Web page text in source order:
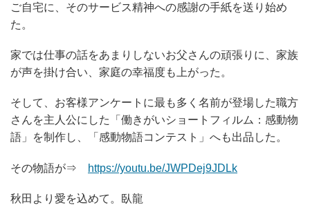
ご自宅に、そのサービス精神への感謝の手紙を送り始め
た。
家では仕事の話をあまりしないお父さんの頑張りに、家族
が声を掛け合い、家庭の幸福度も上がった。
そして、お客様アンケートに最も多く名前が登場した職方
さんを主人公にした「働きがいショートフィルム：感動物
語」を制作し、「感動物語コンテスト」へも出品した。
その物語が⇒ https://youtu.be/JWPDej9JDLk
秋田より愛を込めて。臥龍